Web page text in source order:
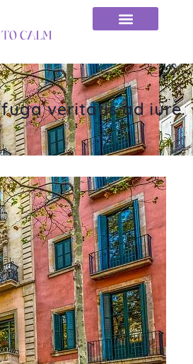
fuga veritatis ad iure.